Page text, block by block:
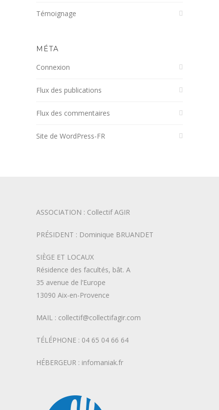
Témoignage
MÉTA
Connexion
Flux des publications
Flux des commentaires
Site de WordPress-FR
ASSOCIATION : Collectif AGIR
PRÉSIDENT : Dominique BRUANDET
SIÈGE ET LOCAUX
Résidence des facultés, bât. A
35 avenue de l’Europe
13090 Aix-en-Provence
MAIL : collectif@collectifagir.com
TÉLÉPHONE : 04 65 04 66 64
HÉBERGEUR : infomaniak.fr